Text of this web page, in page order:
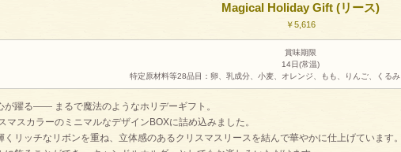
Magical Holiday Gift (リース)
￥5,616
賞味期限
14日(常温)
特定原材料等28品目：卵、乳成分、小麦、オレンジ、もも、りんご、くる
が躍る—— まるで魔法のようなホリデーギフト。
スカラーのミニマルなデザインBOXに詰め込みました。
リッチなリボンを重ね、立体感のあるクリスマスリースを結んで華やかに仕上げています